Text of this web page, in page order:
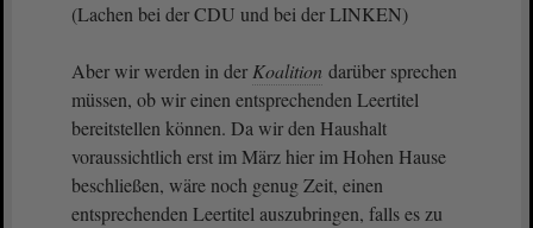
(Lachen bei der CDU und bei der LINKEN)
Aber wir werden in der Koalition darüber sprechen
müssen, ob wir einen entsprechenden Leertitel
bereitstellen können. Da wir den Haushalt
voraussichtlich erst im März hier im Hohen Hause
beschließen, wäre noch genug Zeit, einen
entsprechenden Leertitel auszubringen, falls es zu